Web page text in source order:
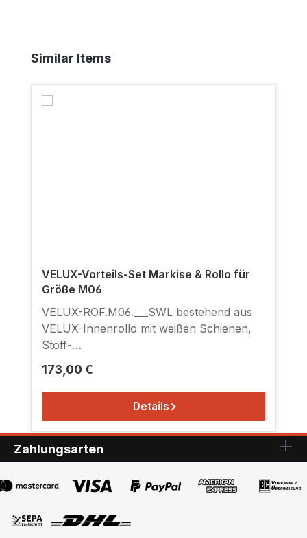
Produktgalerie überspringen
Similar Items
VELUX-Vorteils-Set Markise & Rollo für
Größe M06
VELUX-ROF.M06.___SWL bestehend aus
VELUX-Innenrollo mit weißen Schienen,
Stoff-
Farbe siehe Stoffmustertabelle zusammen
mit VELUX-Netzmarkise schwarz zum
Einhängen in Haltekrallen, passend für
Fenstertyp GGL/GHL/GPL MK06.
Einfache Montage. Ausführliche
Einbauanleitung liegt bei. Weitere
Informationen zum Thema: Andere
Zubehörartikel (Jalousetten, Faltstores,
Insektenschutzrollos) sowie mehrere
Regulärer Preis:
173,00 €
Details
Zahlungsarten